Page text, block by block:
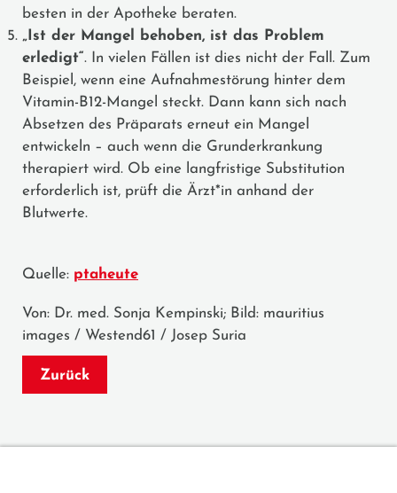
besten in der Apotheke beraten.
„Ist der Mangel behoben, ist das Problem
erledigt“. In vielen Fällen ist dies nicht der Fall. Zum
Beispiel, wenn eine Aufnahmestörung hinter dem
Vitamin-B12-Mangel steckt. Dann kann sich nach
Absetzen des Präparats erneut ein Mangel
entwickeln – auch wenn die Grunderkrankung
therapiert wird. Ob eine langfristige Substitution
erforderlich ist, prüft die Ärzt*in anhand der
Blutwerte.
Quelle: ptaheute
Von: Dr. med. Sonja Kempinski; Bild: mauritius
images / Westend61 / Josep Suria
Zurück